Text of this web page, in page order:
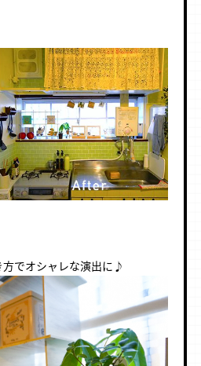
でオシャレな演出に♪